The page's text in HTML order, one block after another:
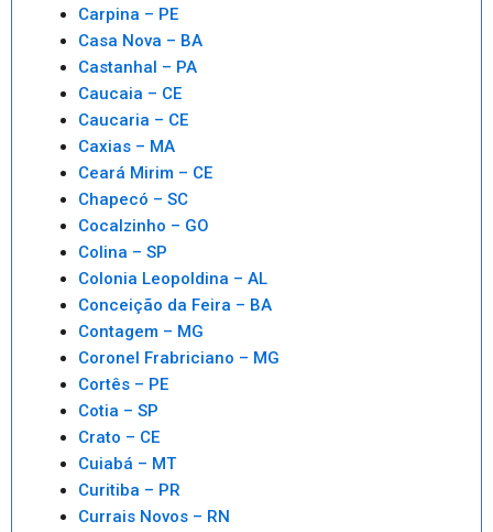
Carpina – PE
Casa Nova – BA
Castanhal – PA
Caucaia – CE
Caucaria – CE
Caxias – MA
Ceará Mirim – CE
Chapecó – SC
Cocalzinho – GO
Colina – SP
Colonia Leopoldina – AL
Conceição da Feira – BA
Contagem – MG
Coronel Frabriciano – MG
Cortês – PE
Cotia – SP
Crato – CE
Cuiabá – MT
Curitiba – PR
Currais Novos – RN